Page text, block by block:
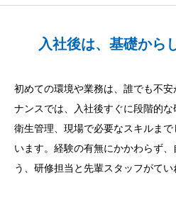
入社後は、基礎から
初めての環境や業務は、誰でも不
ナンスでは、入社後すぐに段階的
衛生管理、現場で必要なスキルま
います。経験の有無にかかわらず
う、研修担当と先輩スタッフがてい